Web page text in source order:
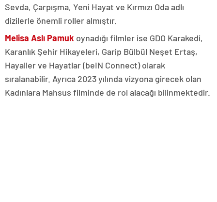
Sevda, Çarpışma, Yeni Hayat ve Kırmızı Oda adlı
dizilerle önemli roller almıştır.
Melisa Aslı Pamuk oynadığı filmler ise GDO Karakedi,
Karanlık Şehir Hikayeleri, Garip Bülbül Neşet Ertaş,
Hayaller ve Hayatlar (beIN Connect) olarak
sıralanabilir. Ayrıca 2023 yılında vizyona girecek olan
Kadınlara Mahsus filminde de rol alacağı bilinmektedir.